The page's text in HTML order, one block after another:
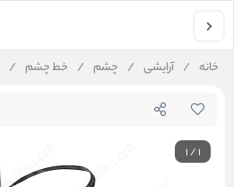
خانه / آرایشی / چشم / خط چشم /
1/1